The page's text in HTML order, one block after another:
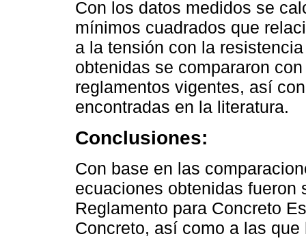
Con los datos medidos se
mínimos cuadrados que
a la tensión con la
obtenidas se compararon
reglamentos vigentes, así
encontradas en la literatura.
Conclusiones:
Con base en las
ecuaciones obtenidas
Reglamento para Concreto
Concreto, así como a las